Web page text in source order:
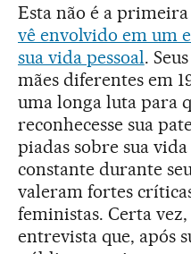
Esta não é a
vê envolvido em um
sua vida pessoal.
mães diferentes em
uma longa luta para
reconhecesse sua
piadas sobre sua
constante durante
valeram fortes
feministas. Certa
entrevista que, após